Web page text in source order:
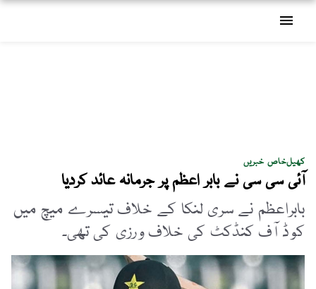
menu
کھیلخاص خبریں
آئی سی سی نے بابر اعظم پر جرمانہ عائد کردیا
بابراعظم نے سری لنکا کے خلاف تیسرے میچ میں
کوڈ آف کنڈکٹ کی خلاف ورزی کی تھی۔